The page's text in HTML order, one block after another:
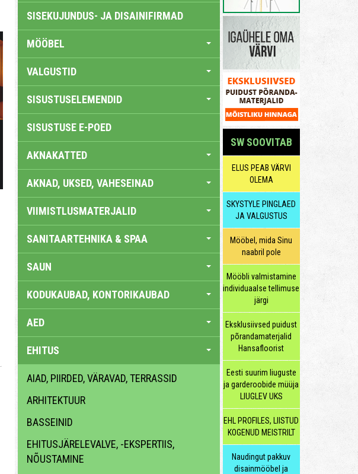
SISEKUJUNDUS- JA DISAINIFIRMAD
MÖÖBEL
VALGUSTID
SISUSTUSELEMENDID
SISUSTUSE E-POED
AKNAKATTED
AKNAD, UKSED, VAHESEINAD
VIIMISTLUSMATERJALID
SANITAARTEHNIKA & SPAA
SAUN
KODUKAUBAD, KONTORIKAUBAD
AED
EHITUS
AIAD, PIIRDED, VÄRAVAD, TERRASSID
ARHITEKTUUR
BASSEINID
EHITUSJÄRELEVALVE, -EKSPERTIIS,
NÕUSTAMINE
SW SOOVITAB
ELUS PEAB VÄRVI
OLEMA
SKYSTYLE PINGLAED
JA VALGUSTUS
Mööbel, mida Sinu
naabril pole
Mööbli valmistamine
individuaalse tellimuse
järgi
Eksklusiivsed puidust
põrandamaterjalid
Hansafloorist
Eesti suurim liuguste
ja garderoobide müüja
LIUGLEV UKS
EHL PROFILES, LIISTUD
KOGENUD MEISTRILT
Naudingut pakkuv
disainmööbel ja